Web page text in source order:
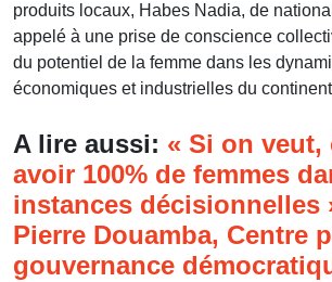
produits locaux, Habes Nadia, de
appelé à une prise de conscience
du potentiel de la femme dans les
économiques et industrielles du
A lire aussi: « Si on veut,
avoir 100% de femmes
instances décisionnelles
Pierre Douamba, Centre
gouvernance